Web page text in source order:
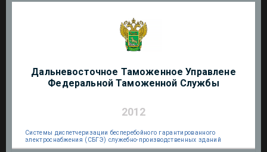
Дальневосточное Таможенное Управлене
Федеральной Таможенной Службы
2012
Системы диспетчеризации бесперебойного гарантированного
электроснабжения (СБГЭ) служебно-производственных зданий